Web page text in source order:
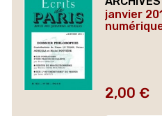
janvier
Prix
2,00 €